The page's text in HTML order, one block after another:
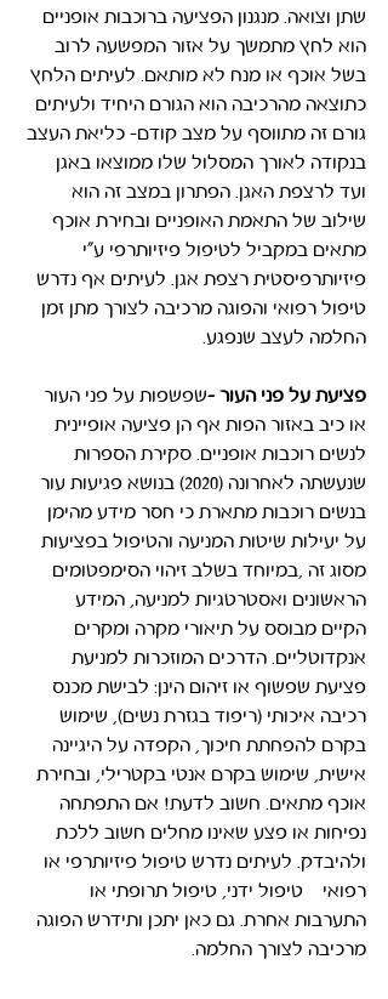
שתן וצואה. מנגנון הפציעה ברוכבות אופניים
הוא לחץ מתמשך על אזור המפשעה לרוב
בשל אוכף או מנח לא מותאם. לעיתים הלחץ
כתוצאה מהרכיבה הוא הגורם היחיד ולעיתים
גורם זה מתווסף על מצב קודם- כליאת העצב
בנקודה לאורך המסלול שלו ממוצאו באגן
ועד לרצפת האגן. הפתרון במצב זה הוא
שילוב של התאמת האופניים ובחירת אוכף
מתאים במקביל לטיפול פיזיותרפי ע"י
פיזיותרפיסטית רצפת אגן. לעיתים אף נדרש
טיפול רפואי והפוגה מרכיבה לצורך מתן זמן
החלמה לעצב שנפגע.
פציעת על פני העור -שפשפות על פני העור
או כיב באזור הפות אף הן פציעה אופיינית
לנשים רוכבות אופניים. סקירת הספרות
שנעשתה לאחרונה (2020) בנושא פגיעות עור
בנשים רוכבות מתארת כי חסר מידע מהימן
על יעילות שיטות המניעה והטיפול בפציעות
מסוג זה ,במיוחד בשלב זיהוי הסימפטומים
הראשונים ואסטרטגיות למניעה, המידע
הקיים מבוסס על תיאורי מקרה ומקרים
אנקדוטליים. הדרכים המוזכרות למניעת
פציעת שפשוף או זיהום הינן: לבישת מכנס
רכיבה איכותי (ריפוד בגזרת נשים), שימוש
בקרם להפחתת חיכוך, הקפדה על היגיינה
אישית, שימוש בקרם אנטי בקטרילי, ובחירת
אוכף מתאים. חשוב לדעת! אם התפתחה
נפיחות או פצע שאינו מחלים חשוב ללכת
ולהיבדק. לעיתים נדרש טיפול פיזיותרפי או
רפואי – טיפול ידני, טיפול תרופתי או
התערבות אחרת. גם כאן יתכן ותידרש הפוגה
מרכיבה לצורך החלמה.